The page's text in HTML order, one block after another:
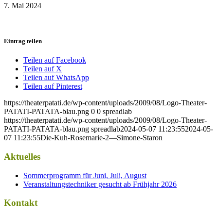
7. Mai 2024
Eintrag teilen
Teilen auf Facebook
Teilen auf X
Teilen auf WhatsApp
Teilen auf Pinterest
https://theaterpatati.de/wp-content/uploads/2009/08/Logo-Theater-
PATATI-PATATA-blau.png 0 0 spreadlab
https://theaterpatati.de/wp-content/uploads/2009/08/Logo-Theater-
PATATI-PATATA-blau.png spreadlab2024-05-07 11:23:552024-05-
07 11:23:55Die-Kuh-Rosemarie-2—Simone-Staron
Aktuelles
Sommerprogramm für Juni, Juli, August
Veranstaltungstechniker gesucht ab Frühjahr 2026
Kontakt